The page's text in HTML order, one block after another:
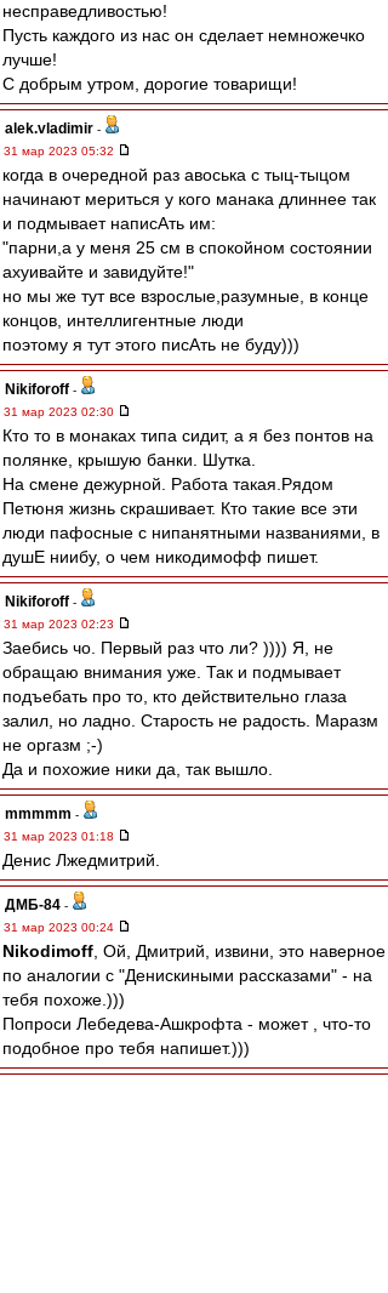
несправедливостью!
Пусть каждого из нас он сделает немножечко
лучше!
С добрым утром, дорогие товарищи!
alek.vladimir -
31 мар 2023 05:32
когда в очередной раз авоська с тыц-тыцом
начинают мериться у кого манака длиннее так
и подмывает написАть им:
"парни,а у меня 25 см в спокойном состоянии
ахуивайте и завидуйте!"
но мы же тут все взрослые,разумные, в конце
концов, интеллигентные люди
поэтому я тут этого писАть не буду)))
Nikiforoff -
31 мар 2023 02:30
Кто то в монаках типа сидит, а я без понтов на
полянке, крышую банки. Шутка.
На смене дежурной. Работа такая.Рядом
Петюня жизнь скрашивает. Кто такие все эти
люди пафосные с нипанятными названиями, в
душЕ ниибу, о чем никодимофф пишет.
Nikiforoff -
31 мар 2023 02:23
Заебись чо. Первый раз что ли? )))) Я, не
обращаю внимания уже. Так и подмывает
подъебать про то, кто действительно глаза
залил, но ладно. Старость не радость. Маразм
не оргазм ;-)
Да и похожие ники да, так вышло.
mmmmm -
31 мар 2023 01:18
Денис Лжедмитрий.
ДМБ-84 -
31 мар 2023 00:24
Nikodimoff , Ой, Дмитрий, извини, это наверное
по аналогии с "Денискиными рассказами" - на
тебя похоже.)))
Попроси Лебедева-Ашкрофта - может , что-то
подобное про тебя напишет.)))